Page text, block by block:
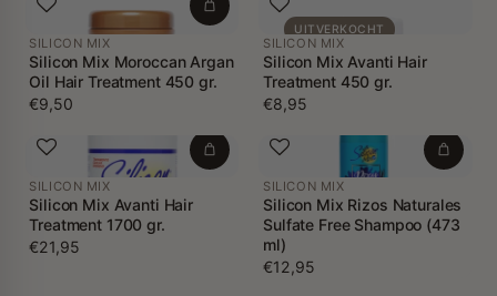
SILICON MIX
Silicon Mix Moroccan Argan
Oil Hair Treatment 450 gr.
€9,50
UITVERKOCHT
SILICON MIX
Silicon Mix Avanti Hair
Treatment 450 gr.
€8,95
SILICON MIX
Silicon Mix Avanti Hair
Treatment 1700 gr.
€21,95
SILICON MIX
Silicon Mix Rizos Naturales
Sulfate Free Shampoo (473
ml)
€12,95